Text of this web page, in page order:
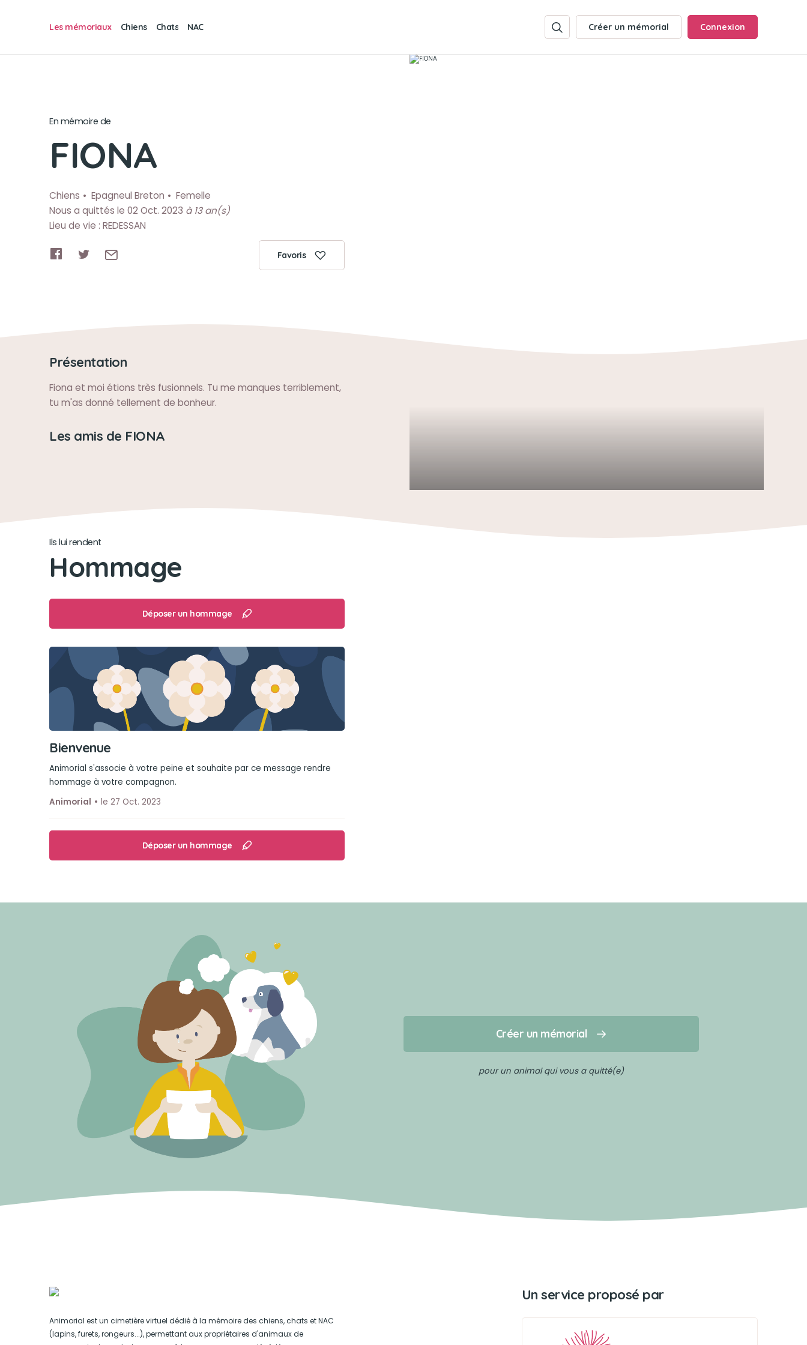
Les mémoriaux Chiens Chats NAC Créer un mémorial Connexion
En mémoire de
FIONA
Chiens Epagneul Breton
Femelle
Nous a quittés le 02 Oct. 2023 à 13 an(s)
Lieu de vie : REDESSAN
Favoris
Présentation
Fiona et moi étions très fusionnels. Tu me manques terriblement,
tu m'as donné tellement de bonheur.
Les amis de FIONA
Ils lui rendent
Hommage
Déposer un hommage
Bienvenue
Animorial s'associe à votre peine et souhaite par ce message rendre
hommage à votre compagnon.
Animorial
le 27 Oct. 2023
Déposer un hommage
Créer un mémorial
pour un animal qui vous a quitté(e)
Animorial est un cimetière virtuel dédié à la mémoire des chiens, chats et NAC
(lapins, furets, rongeurs...), permettant aux propriétaires d'animaux de
Un service proposé par